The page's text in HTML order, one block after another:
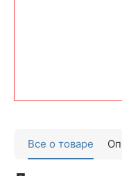
Все о товаре